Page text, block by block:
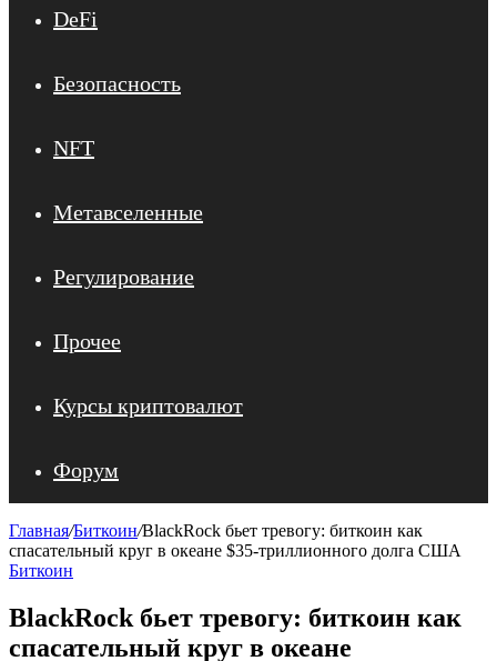
DeFi
Безопасность
NFT
Метавселенные
Регулирование
Прочее
Курсы криптовалют
Форум
Главная/Биткоин/BlackRock бьет тревогу: биткоин как
спасательный круг в океане $35‑триллионного долга США
Биткоин
BlackRock бьет тревогу: биткоин как
спасательный круг в океане